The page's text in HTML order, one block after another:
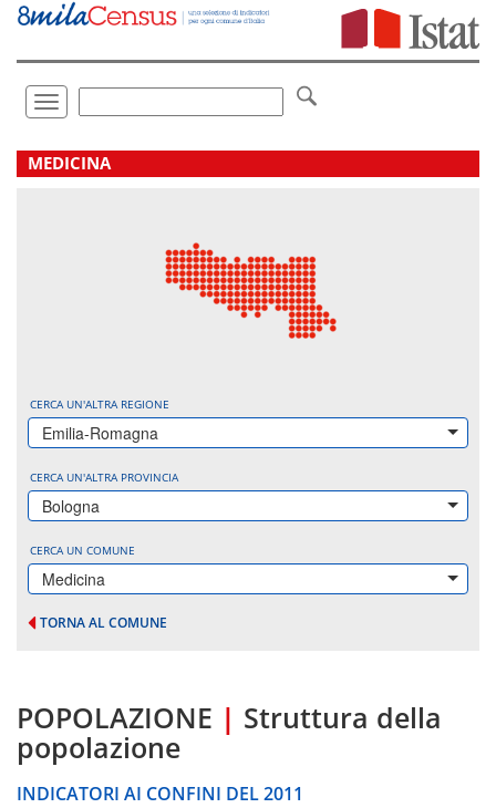
Vai
direttamente
Toggle
navigation
.
MEDICINA
CERCA UN'ALTRA REGIONE
Emilia-Romagna
CERCA UN'ALTRA PROVINCIA
Bologna
CERCA UN COMUNE
Medicina
TORNA AL COMUNE
POPOLAZIONE | Struttura della
popolazione
INDICATORI AI CONFINI DEL 2011